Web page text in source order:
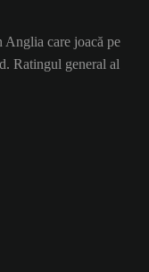
care joacă pe
Ratingul general al